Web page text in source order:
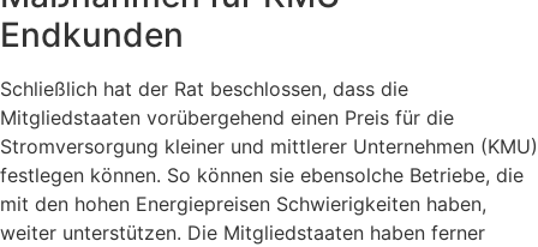
Endkunden
Schließlich hat der Rat beschlossen, dass die
Mitgliedstaaten vorübergehend einen Preis für die
Stromversorgung kleiner und mittlerer Unternehmen (KMU)
festlegen können. So können sie ebensolche Betriebe, die
mit den hohen Energiepreisen Schwierigkeiten haben,
weiter unterstützen. Die Mitgliedstaaten haben ferner